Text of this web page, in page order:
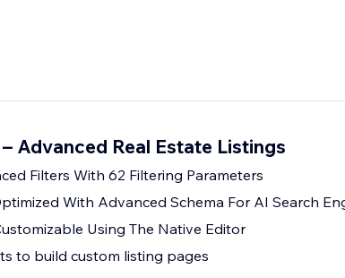
Advanced Real Estate Listings
Filters With 62 Filtering Parameters
With Advanced Schema For AI Search
Using The Native Editor
to build custom listing pages